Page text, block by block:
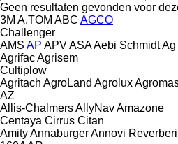
Geen resultaten gevonden voor
3M A.TOM ABC AGCO
Challenger
AMS AP APVASAAebi SchmidtAg
AgrifacAgrisem
Cultiplow
Agritach AgroLand Agrolux
AZ
Allis-ChalmersAllyNavAmazone
Centaya Cirrus Citan
AmityAnnaburgerAnnovi Reverberi